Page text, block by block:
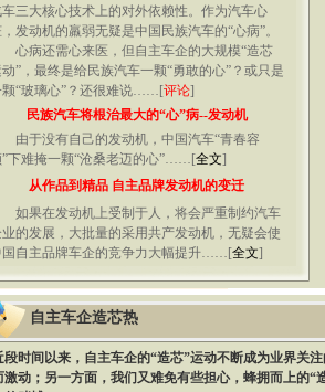
三大核心技术上的对外依赖性。作为汽车心
，发动机的羸弱无疑是中国民族汽车的“心病”。
病还需心来医，但自主车企的大规模“造芯
”，最终是给民族汽车一颗“勇敢的心”？或只是
颗“玻璃心”？还很难说……[评论]
民族汽车将根治最大的“心”病--发动机
于没有自己的发动机，中国汽车“青春容
”下难掩一颗“沧桑老迈的心”……[全文]
从作品到精品 自主品牌发动机的变迁
果在发动机上受制于人，将会严重制约汽车
的发展，大批量的采用共产发动机，无疑会使
国自主品牌车企的竞争力大幅提升……[全文]
自主车企造芯热
段时间以来，自主车企的“造芯”运动不断成为业界关
激动；另一方面，我们又难免有些担心，蜂拥而上的“